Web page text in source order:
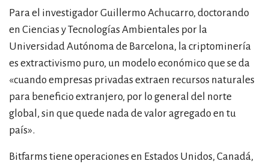
Para el investigador Guillermo Achucarro, doctorando
en Ciencias y Tecnologías Ambientales por la
Universidad Autónoma de Barcelona, la criptominería
es extractivismo puro, un modelo económico que se da
«cuando empresas privadas extraen recursos naturales
para beneficio extranjero, por lo general del norte
global, sin que quede nada de valor agregado en tu
país».
Bitfarms tiene operaciones en Estados Unidos, Canadá,